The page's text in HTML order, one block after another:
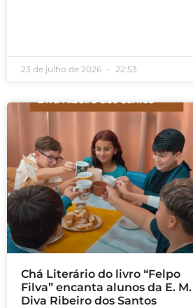
23 de julho de 2026 22:53
Chá Literário do livro “Felpo
Filva” encanta alunos da E. M.
Diva Ribeiro dos Santos